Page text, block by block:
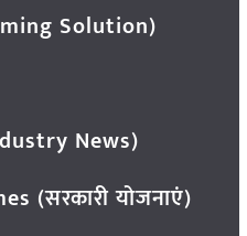
Solution)
News)
(सरकारी योजनाएं)